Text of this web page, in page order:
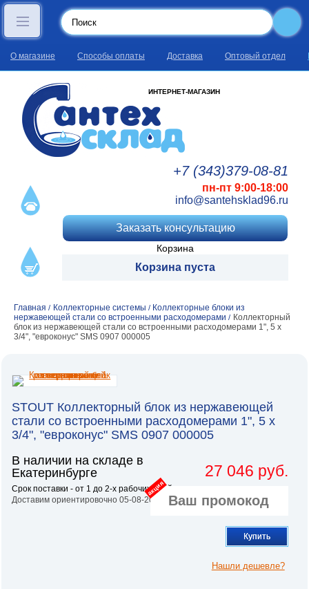
О магазине Способы оплаты Доставка Оптовый отдел
ИНТЕРНЕТ-МАГАЗИН
+7 (343)379-08-81
пн-пт 9:00-18:00
info@santehsklad96.ru
Заказать консультацию
Корзина
Корзина пуста
Главная / Коллекторные системы / Коллекторные блоки из
нержавеющей стали со встроенными расходомерами / Коллекторный
блок из нержавеющей стали со встроенными расходомерами 1", 5 x
3/4", "евроконус" SMS 0907 000005
STOUT Коллекторный блок из нержавеющей
стали со встроенными расходомерами 1", 5 x
3/4", "евроконус" SMS 0907 000005
В наличии на складе в
Екатеринбурге
Срок поставки - от 1 до 2-х рабочих дней.
Доставим ориентировочно 05-08-2026
27 046 руб.
акция
Купить
Нашли дешевле?